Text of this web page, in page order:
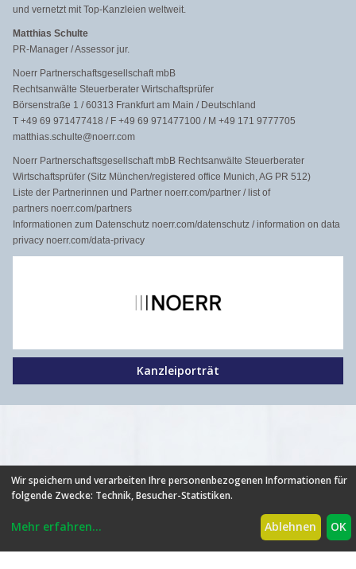
und vernetzt mit Top-Kanzleien weltweit.
Matthias Schulte
PR-Manager / Assessor jur.
Noerr Partnerschaftsgesellschaft mbB
Rechtsanwälte Steuerberater Wirtschaftsprüfer
Börsenstraße 1 / 60313 Frankfurt am Main / Deutschland
T +49 69 971477418 / F +49 69 971477100 / M +49 171 9777705
matthias.schulte@noerr.com
Noerr Partnerschaftsgesellschaft mbB Rechtsanwälte Steuerberater
Wirtschaftsprüfer (Sitz München/registered office Munich, AG PR 512)
Liste der Partnerinnen und Partner noerr.com/partner / list of
partners noerr.com/partners
Informationen zum Datenschutz noerr.com/datenschutz / information on data
privacy noerr.com/data-privacy
Kanzleiporträt
HILFE | FAQ | AGB | NUTZUNGSBEDINGUNGEN
| PARTNER
|
PREISE
IMPRESSUM
Wir speichern und verarbeiten Ihre personenbezogenen Informationen für
folgende Zwecke: Technik, Besucher-Statistiken.
Mehr erfahren... Ablehnen OK